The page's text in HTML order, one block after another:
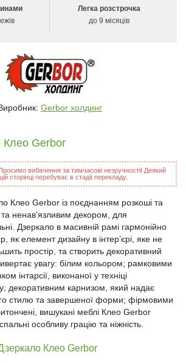
Легка розстрочка
до 9 місяців
Gerbor холдинг
Клео Gerbor
Просимо вибачення за тимчасові незручності! Деякий
сторінці перебуває в стадії перекладу.
Клео Gerbor із поєднанням розкоші та
та ненав'язливим декором, для
Дзеркало в масивній рамі гармонійно
як елемент дизайну в інтер’єрі, яке не
простір, та створить декоративний
увагу: білим кольором; рамковими
інтарсії, виконаної у техніці
декоративним карнизом, який надає
стилю та завершеної форми; фірмовими
вишукані меблі Клео Gerbor
особливу грацію та ніжність.
Клео Gerbor